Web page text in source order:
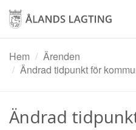
Hoppa
huvudinnehåll
Hem
Ärenden
Ändrad tidpunkt för
Ändrad